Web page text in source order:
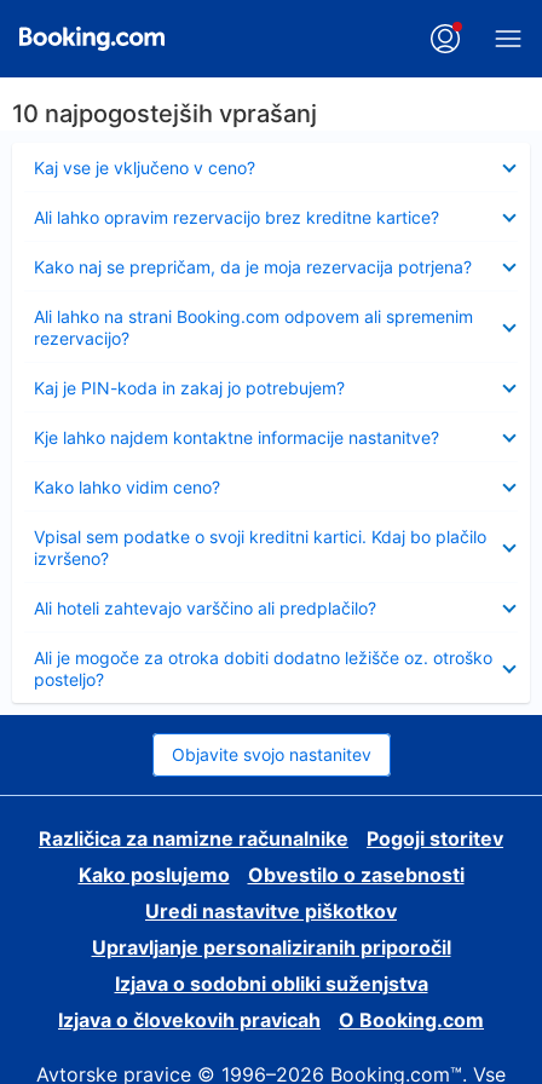
10 najpogostejših vprašanj
Kaj vse je vključeno v ceno?
Ali lahko opravim rezervacijo brez kreditne kartice?
Kako naj se prepričam, da je moja rezervacija potrjena?
Ali lahko na strani Booking.com odpovem ali spremenim
rezervacijo?
Kaj je PIN-koda in zakaj jo potrebujem?
Kje lahko najdem kontaktne informacije nastanitve?
Kako lahko vidim ceno?
Vpisal sem podatke o svoji kreditni kartici. Kdaj bo plačilo
izvršeno?
Ali hoteli zahtevajo varščino ali predplačilo?
Ali je mogoče za otroka dobiti dodatno ležišče oz. otroško
posteljo?
Objavite svojo nastanitev
Različica za namizne računalnike
Pogoji storitev
Kako poslujemo
Obvestilo o zasebnosti
Uredi nastavitve piškotkov
Upravljanje personaliziranih priporočil
Izjava o sodobni obliki suženjstva
Izjava o človekovih pravicah
O Booking.com
Avtorske pravice © 1996–2026 Booking.com™. Vse